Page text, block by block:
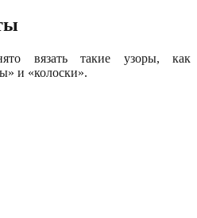
вязать такие узоры, как
и «колоски».